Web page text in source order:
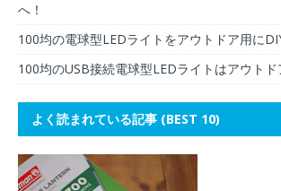
へ！
100均の電球型LEDライトをアウトドア用に
100均のUSB接続電球型LEDライトはアウトド
よく読まれている記事 (BEST 10)